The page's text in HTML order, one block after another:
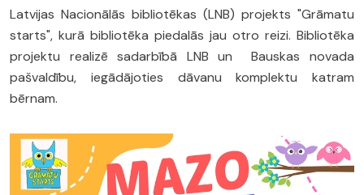
Latvijas Nacionālās bibliotēkas (LNB) projekts "Grāmatu
starts", kurā bibliotēka piedalās jau otro reizi. Bibliotēka
projektu realizē sadarbībā LNB un Bauskas novada
pašvaldību, iegādājoties dāvanu komplektu katram
bērnam.